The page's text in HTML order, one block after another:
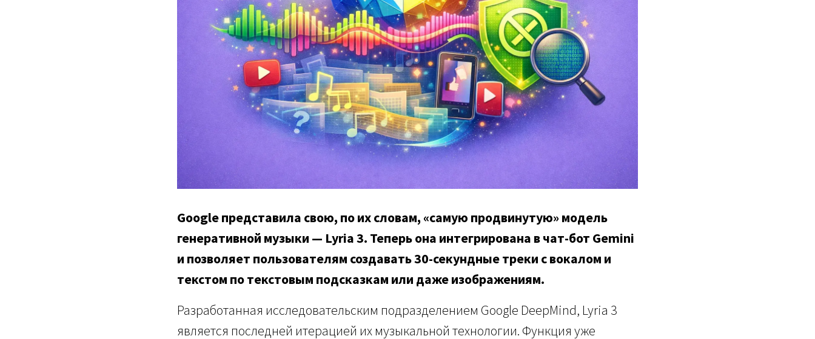
Google представила свою, по их словам, «самую продвинутую» модель
генеративной музыки — Lyria 3. Теперь она интегрирована в чат-бот Gemini
и позволяет пользователям создавать 30-секундные треки с вокалом и
текстом по текстовым подсказкам или даже изображениям.
Разработанная исследовательским подразделением Google DeepMind, Lyria 3
является последней итерацией их музыкальной технологии. Функция уже